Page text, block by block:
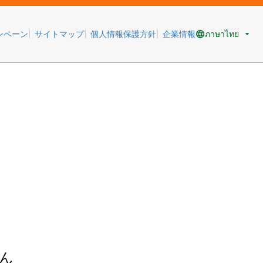
ペーン サイトマップ 個人情報保護方針 企業情報 ภาษาไทย